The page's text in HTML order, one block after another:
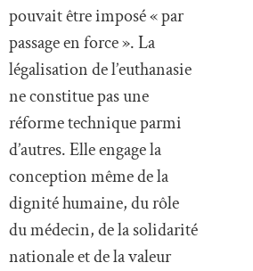
pouvait être imposé « par
passage en force ». La
légalisation de l’euthanasie
ne constitue pas une
réforme technique parmi
d’autres. Elle engage la
conception même de la
dignité humaine, du rôle
du médecin, de la solidarité
nationale et de la valeur